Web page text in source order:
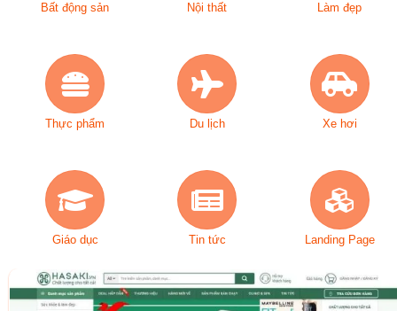
Bất động sản Nội thất Làm đẹp
Thực phẩm Du lịch Xe hơi
Giáo dục Tin tức Landing Page